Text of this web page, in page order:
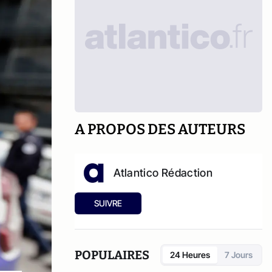
A PROPOS DES AUTEURS
Atlantico Rédaction
SUIVRE
POPULAIRES 24 Heures 7 Jours